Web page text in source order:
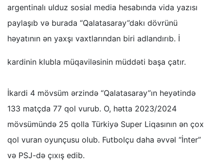
argentinalı ulduz sosial media hesabında vida yazısı
paylaşıb və burada “Qalatasaray”dakı dövrünü
həyatının ən yaxşı vaxtlarından biri adlandırıb. İ
kardinin klubla müqaviləsinin müddəti başa çatır.
İkardi 4 mövsüm ərzində “Qalatasaray”ın heyətində
133 matçda 77 qol vurub. O, hətta 2023/2024
mövsümündə 25 qolla Türkiyə Super Liqasının ən çox
qol vuran oyunçusu olub. Futbolçu daha əvvəl “İnter”
və PSJ-də çıxış edib.